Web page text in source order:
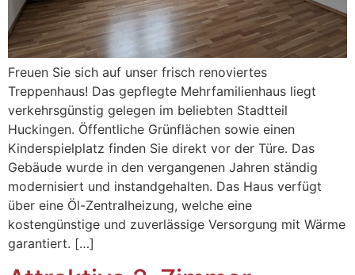
Freuen Sie sich auf unser frisch renoviertes
Treppenhaus! Das gepflegte Mehrfamilienhaus liegt
verkehrsgünstig gelegen im beliebten Stadtteil
Huckingen. Öffentliche Grünflächen sowie einen
Kinderspielplatz finden Sie direkt vor der Türe. Das
Gebäude wurde in den vergangenen Jahren ständig
modernisiert und instandgehalten. Das Haus verfügt
über eine Öl-Zentralheizung, welche eine
kostengünstige und zuverlässige Versorgung mit Wärme
garantiert. […]